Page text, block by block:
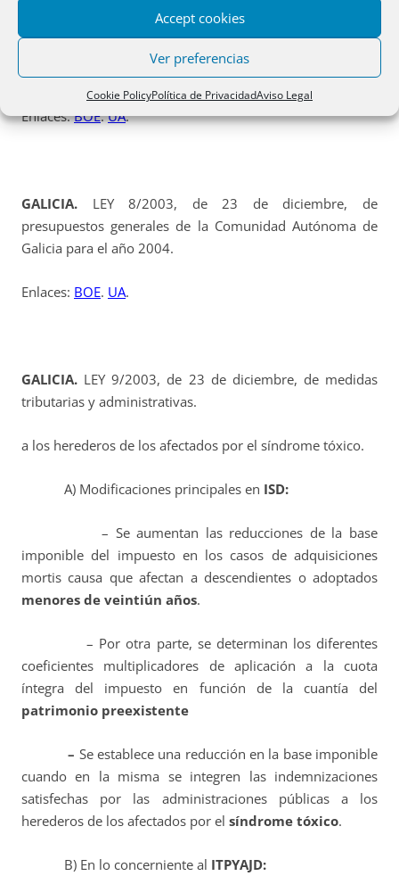
Accept cookies
Ver preferencias
Cookie PolicyPolítica de PrivacidadAviso Legal
personales y familiares en el Impuesto sobre la Renta de
las Personas Físicas, y se eleva el máximo de deducción
hasta 270 euros.
Enlaces:BOE.UA.
GALICIA. LEY 8/2003, de 23 de diciembre, de
presupuestos generales de la Comunidad Autónoma de
Galicia para el año 2004.
Enlaces: BOE. UA.
GALICIA. LEY 9/2003, de 23 de diciembre, de medidas
tributarias y administrativas.
a los herederos de los afectados por el síndrome tóxico.
A) Modificaciones principales en ISD:
– Se aumentan las reducciones de la base
imponible del impuesto en los casos de adquisiciones
mortis causa que afectan a descendientes o adoptados
menores de veintiún años.
– Por otra parte, se determinan los diferentes
coeficientes multiplicadores de aplicación a la cuota
íntegra del impuesto en función de la cuantía del
patrimonio preexistente
– Se establece una reducción en la base imponible
cuando en la misma se integren las indemnizaciones
satisfechas por las administraciones públicas a los
herederos de los afectados por el síndrome tóxico.
B) En lo concerniente al ITPYAJD: